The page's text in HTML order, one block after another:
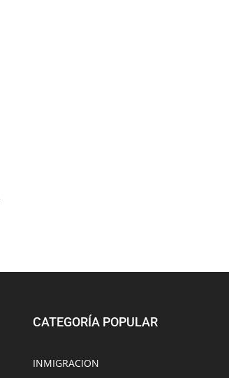
CATEGORÍA POPULAR
INMIGRACION